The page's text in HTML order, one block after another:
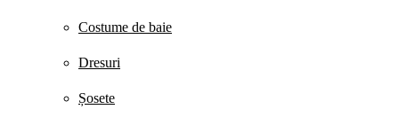
Costume de baie
Dresuri
Șosete